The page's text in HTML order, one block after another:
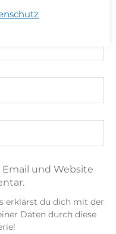
und Website
erklärst du dich mit der
Daten durch diese